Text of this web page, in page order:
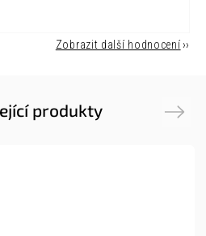
Zobrazit další hodnocení
produkty Next